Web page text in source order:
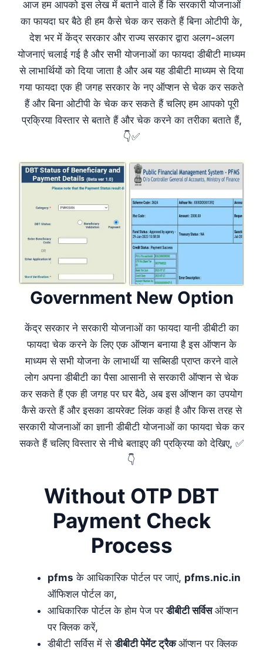
आज हम आपको इस लेख में बताने वाले हैं कि सरकारी योजनाओं
का फायदा घर बैठे ही हम कैसे चेक कर सकते हैं बिना ओटीपी के,
देश भर में केंद्र सरकार और राज्य सरकार द्वारा अलग-अलग
योजनाएं चलाई गई है और सभी योजनाओं का फायदा डीबीटी माध्यम
से लाभार्थियों को दिया जाता है और अब यह डीबीटी माध्यम से दिया
गया फायदा एक ही जगह सरकार के नए ऑप्शन से चेक कर सकते
हैं और बिना ओटीपी के चेक कर सकते हैं चलिए हम आपको पूरी
प्रक्रिया विस्तार से बताते हैं और चेक करने का तरीका बताते हैं,
👇✅
Government New Option
केंद्र सरकार ने सरकारी योजनाओं का फायदा यानी डीबीटी का
फायदा चेक करने के लिए एक ऑप्शन बनाया है इस ऑप्शन के
माध्यम से सभी योजना के लाभार्थी या सब्सिडी प्राप्त करने वाले
लोग अपना डीबीटी का पैसा आसानी से सरकारी ऑप्शन से चेक
कर सकते हैं एक ही जगह पर घर बैठे, अब इस ऑप्शन का उपयोग
कैसे करते हैं और इसका डायरेक्ट लिंक कहां है और किस तरह से
सरकारी योजनाओं का ज्ञानी डीबीटी योजनाओं का फायदा चेक कर
सकते हैं चलिए विस्तार से नीचे बताइए की प्रक्रिया को देखिए, ✅
👇
Without OTP DBT
Payment Check
Process
pfms के आधिकारिक पोर्टल पर जाएं, pfms.nic.in
ऑफिशल पोर्टल का,
आधिकारिक पोर्टल के होम पेज परडीबीटी सर्विसऑप्शन
पर क्लिक करें,
डीबीटी सर्विस में सेडीबीटी पेमेंट ट्रैकऑप्शन पर क्लिक